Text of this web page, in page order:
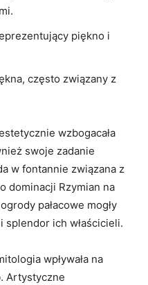
piękno i
często związany z
wzbogacała
swoje zadanie
w fontannie związana z
dominacji Rzymian na
pałacowe mogły
splendor ich właścicieli.
wpływała na
Artystyczne